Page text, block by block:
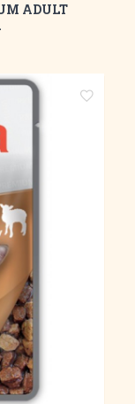
ADULT